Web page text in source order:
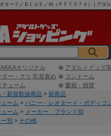
タード／ＢＬＵＥ／Ｍ（ＰＦＴ０７４） | ア
オリジナル
アダルトグッズ
ター・クリ,乳首責め
コンドーム
チューム
書籍・雑貨
新規取扱商品 > 新商品
ーム > バニー・レオタード・ボディコ
ーム > メーカー、ブランド別
別 > その他